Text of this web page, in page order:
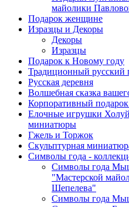
майолики
Подарок женщине
Изразцы и Декоры
Декоры
Изразцы
Подарок к Новому году
Традиционный русский
Русская деревня
Волшебная сказка
Корпоративный
Елочные игрушки
миниатюры
Гжель и Торжок
Скульптурная
Символы года -
Символы года
"Мастерской
Шепелева"
Символы года